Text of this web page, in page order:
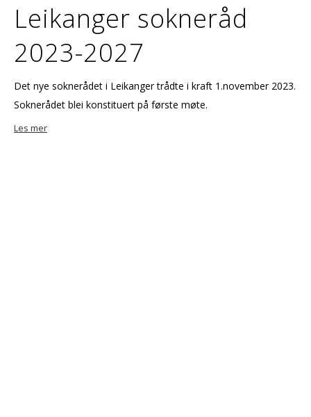
Leikanger sokneråd
2023-2027
Det nye soknerådet i Leikanger trådte i kraft 1.november 2023.
Soknerådet blei konstituert på første møte.
Les mer